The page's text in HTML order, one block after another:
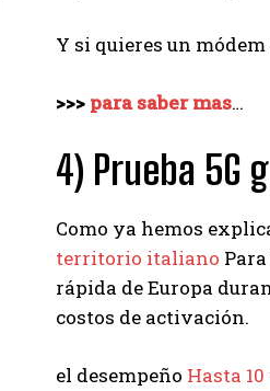
Y si quieres un
>>> para saber mas…
4) Prueba 5G
Como ya hemos
territorio italiano
rápida de Europa
costos de activación.
el desempeño Hasta